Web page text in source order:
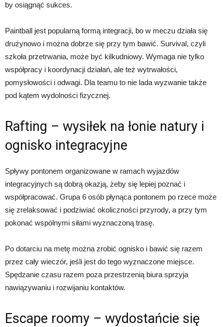
by osiągnąć sukces.
Paintball jest popularną formą integracji, bo w meczu działa się
drużynowo i można dobrze się przy tym bawić. Survival, czyli
szkoła przetrwania, może być kilkudniowy. Wymaga nie tylko
współpracy i koordynacji działań, ale też wytrwałości,
pomysłowości i odwagi. Dla teamu to nie lada wyzwanie także
pod kątem wydolności fizycznej.
Rafting – wysiłek na łonie natury i
ognisko integracyjne
Spływy pontonem organizowane w ramach wyjazdów
integracyjnych są dobrą okazją, żeby się lepiej poznać i
współpracować. Grupa 6 osób płynąca pontonem po rzece może
się zrelaksować i podziwiać okoliczności przyrody, a przy tym
pokonać wspólnymi siłami wyznaczoną trasę.
Po dotarciu na metę można zrobić ognisko i bawić się razem
przez cały wieczór, jeśli jest do tego wyznaczone miejsce.
Spędzanie czasu razem poza przestrzenią biura sprzyja
nawiązywaniu i rozwijaniu kontaktów.
Escape roomy – wydostańcie się